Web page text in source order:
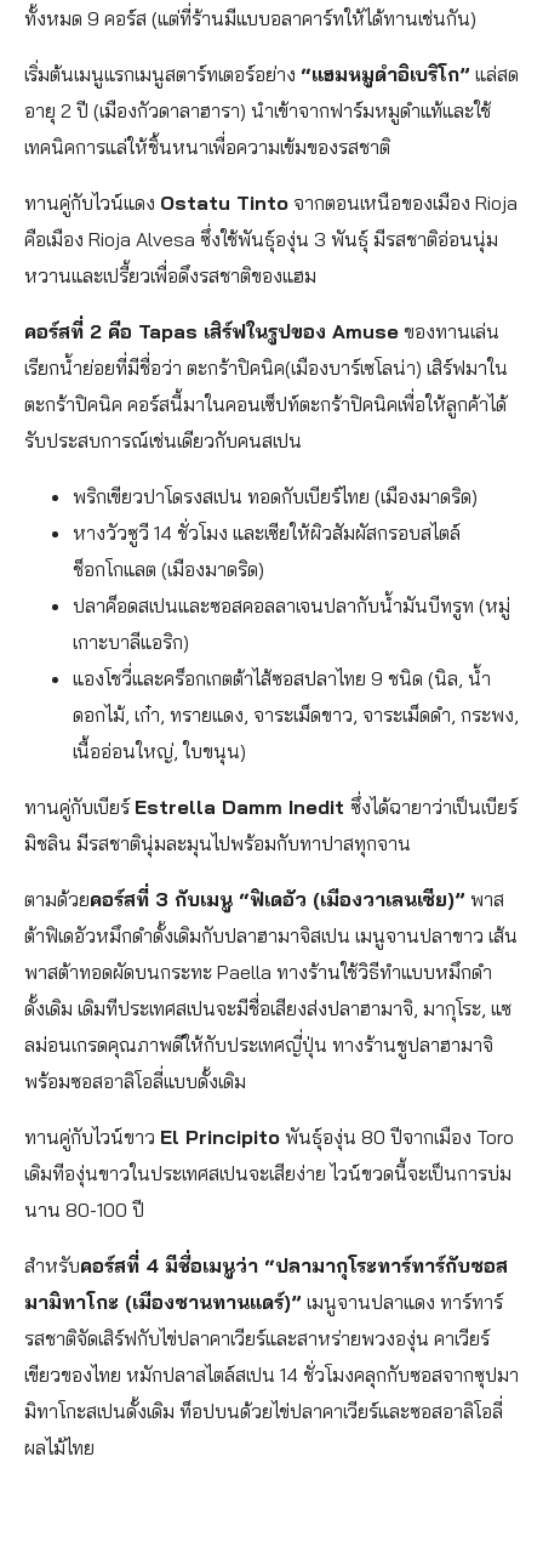
ทั้งหมด 9 คอร์ส (แต่ที่ร้านมีแบบอลาคาร์ทให้ได้ทานเช่นกัน)
เริ่มต้นเมนูแรกเมนูสตาร์ทเตอร์อย่าง “แฮมหมูดำอิเบริโก” แล่สด
อายุ 2 ปี (เมืองกัวดาลาฮารา) นำเข้าจากฟาร์มหมูดำแท้และใช้
เทคนิคการแล่ให้ชิ้นหนาเพื่อความเข้มของรสชาติ
ทานคู่กับไวน์แดง Ostatu Tinto จากตอนเหนือของเมือง Rioja
คือเมือง Rioja Alvesa ซึ่งใช้พันธุ์องุ่น 3 พันธุ์ มีรสชาติอ่อนนุ่ม
หวานและเปรี้ยวเพื่อดึงรสชาติของแฮม
คอร์สที่ 2 คือ Tapas เสิร์ฟในรูปของ Amuse ของทานเล่น
เรียกน้ำย่อยที่มีชื่อว่า ตะกร้าปิคนิค(เมืองบาร์เซโลน่า) เสิร์ฟมาใน
ตะกร้าปิคนิค คอร์สนี้มาในคอนเซ็ปท์ตะกร้าปิคนิคเพื่อให้ลูกค้าได้
รับประสบการณ์เช่นเดียวกับคนสเปน
พริกเขียวปาโดรงสเปน ทอดกับเบียร์ไทย (เมืองมาดริด)
หางวัวซูวี 14 ชั่วโมง และเซียให้ผิวสัมผัสกรอบสไตล์
ช็อกโกแลต (เมืองมาดริด)
ปลาค็อดสเปนและซอสคอลลาเจนปลากับน้ำมันบีทรูท (หมู่
เกาะบาลีแอริก)
แองโชวี่และคร็อกเกตต้าไส้ซอสปลาไทย 9 ชนิด (นิล, น้ำ
ดอกไม้, เก๋า, ทรายแดง, จาระเม็ดขาว, จาระเม็ดดำ, กระพง,
เนื้ออ่อนใหญ่, ใบขนุน)
ทานคู่กับเบียร์ Estrella Damm Inedit ซึ่งได้ฉายาว่าเป็นเบียร์
มิชลิน มีรสชาตินุ่มละมุนไปพร้อมกับทาปาสทุกจาน
ตามด้วยคอร์สที่ 3 กับเมนู “ฟิเดอัว (เมืองวาเลนเซีย)” พาส
ต้าฟิเดอัวหมึกดำดั้งเดิมกับปลาฮามาจิสเปน เมนูจานปลาขาว เส้น
พาสต้าทอดผัดบนกระทะ Paella ทางร้านใช้วิธีทำแบบหมึกดำ
ดั้งเดิม เดิมทีประเทศสเปนจะมีชื่อเสียงส่งปลาฮามาจิ, มากุโระ, แซ
ลม่อนเกรดคุณภาพดีให้กับประเทศญี่ปุ่น ทางร้านชูปลาฮามาจิ
พร้อมซอสอาลิโอลี่แบบดั้งเดิม
ทานคู่กับไวน์ขาว El Principito พันธุ์องุ่น 80 ปีจากเมือง Toro
เดิมทีองุ่นขาวในประเทศสเปนจะเสียง่าย ไวน์ขวดนี้จะเป็นการบ่ม
นาน 80-100 ปี
สำหรับคอร์สที่ 4 มีชื่อเมนูว่า “ปลามากุโระทาร์ทาร์กับซอส
มามิทาโกะ (เมืองซานทานแดร์)” เมนูจานปลาแดง ทาร์ทาร์
รสชาติจัดเสิร์ฟกับไข่ปลาคาเวียร์และสาหร่ายพวงองุ่น คาเวียร์
เขียวของไทย หมักปลาสไตล์สเปน 14 ชั่วโมงคลุกกับซอสจากซุปมา
มิทาโกะสเปนดั้งเดิม ท็อปบนด้วยไข่ปลาคาเวียร์และซอสอาลิโอลี่
ผลไม้ไทย